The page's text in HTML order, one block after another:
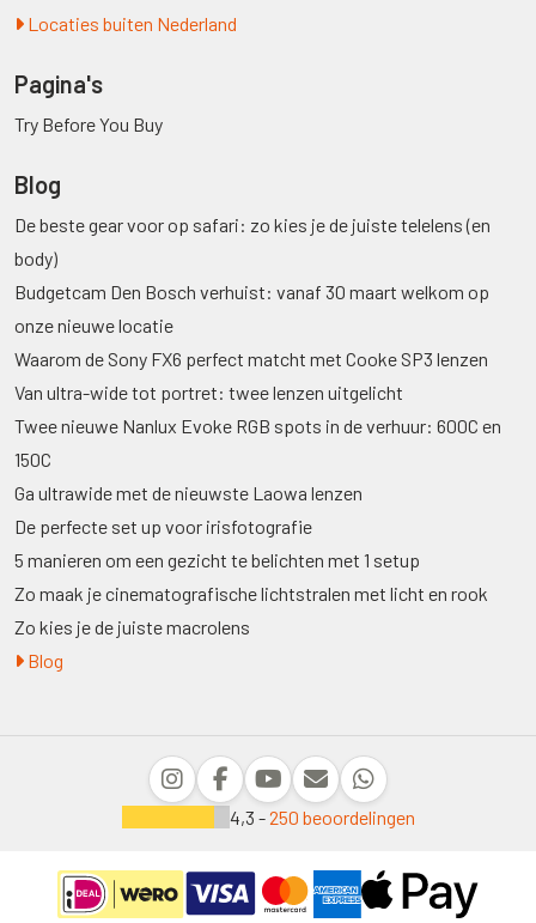
Locaties buiten Nederland
Pagina's
Try Before You Buy
Blog
De beste gear voor op safari: zo kies je de juiste telelens (en
body)
Budgetcam Den Bosch verhuist: vanaf 30 maart welkom op
onze nieuwe locatie
Waarom de Sony FX6 perfect matcht met Cooke SP3 lenzen
Van ultra-wide tot portret: twee lenzen uitgelicht
Twee nieuwe Nanlux Evoke RGB spots in de verhuur: 600C en
150C
Ga ultrawide met de nieuwste Laowa lenzen
De perfecte set up voor irisfotografie
5 manieren om een gezicht te belichten met 1 setup
Zo maak je cinematografische lichtstralen met licht en rook
Zo kies je de juiste macrolens
Blog
4,3 -250 beoordelingen